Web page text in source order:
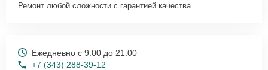
Ремонт любой сложности с гарантией качества.
Ежедневно с 9:00 до 21:00
+7 (343) 288-39-12